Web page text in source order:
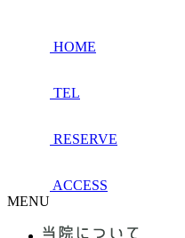
HOME
TEL
RESERVE
ACCESS
MENU